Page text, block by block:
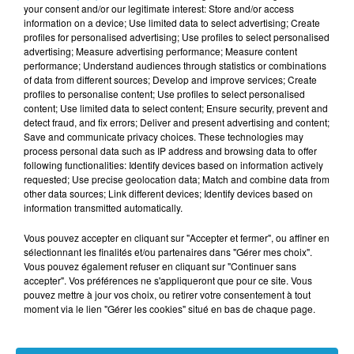
SPECTACLE ?
Pour admirer pleinement ces centaines
d’éclairs célestes, mieux vaut s’éloigner des
villes, sources majeures de pollution
lumineuse. Pas besoin de télescope : laisser
ses yeux s’habituer une dizaine de minutes à
l’obscurité suffit. Le bord de mer, les
hauteurs ou un champ ouvert sont les
meilleurs points d’observation. Et si les
suivant le pic offriront elles aussi quelques
météores, en quantité moindre.
La Cité de l’Espace de Toulouse insiste sur un
même de lumière. Terrasses et balcons
your consent and/or our legitimate interest: Store and/or access
information on a device; Use limited data to select advertising; Create
profiles for personalised advertising; Use profiles to select personalised
advertising; Measure advertising performance; Measure content
performance; Understand audiences through statistics or combinations
of data from different sources; Develop and improve services; Create
profiles to personalise content; Use profiles to select personalised
content; Use limited data to select content; Ensure security, prevent and
detect fraud, and fix errors; Deliver and present advertising and content;
Save and communicate privacy choices. These technologies may
process personal data such as IP address and browsing data to offer
following functionalities: Identify devices based on information actively
requested; Use precise geolocation data; Match and combine data from
other data sources; Link different devices; Identify devices based on
information transmitted automatically.
Vous pouvez accepter en cliquant sur "Accepter et fermer", ou affiner en
sélectionnant les finalités et/ou partenaires dans "Gérer mes choix".
Vous pouvez également refuser en cliquant sur "Continuer sans
accepter". Vos préférences ne s'appliqueront que pour ce site. Vous
pouvez mettre à jour vos choix, ou retirer votre consentement à tout
moment via le lien "Gérer les cookies" situé en bas de chaque page.